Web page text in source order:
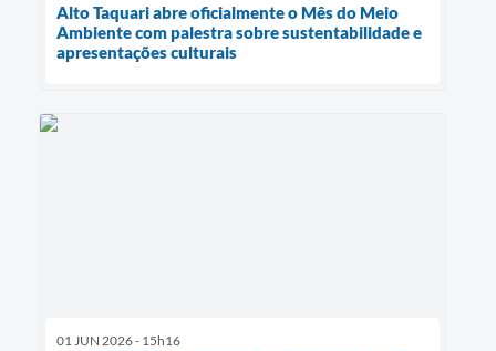
Alto Taquari abre oficialmente o Mês do Meio
Ambiente com palestra sobre sustentabilidade e
apresentações culturais
01 JUN 2026 - 15h16